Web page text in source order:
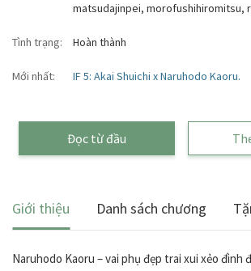
matsudajinpei, morofushihiromitsu,
Tình trạng: Hoàn thành
Mới nhất: IF 5: Akai Shuichi x Naruhodo Kaoru.
Đọc từ đầu
Giới thiệu Danh sách chương
Naruhodo Kaoru – vai phụ đẹp trai xui xẻo đình